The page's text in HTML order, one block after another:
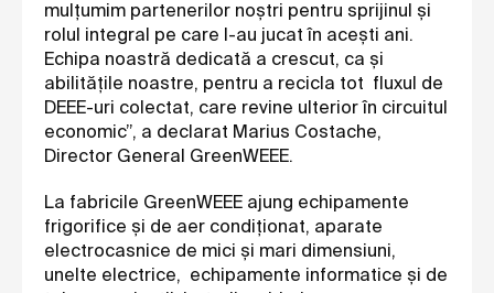
mulțumim partenerilor noștri pentru sprijinul și
rolul integral pe care l-au jucat în acești ani.
Echipa noastră dedicată a crescut, ca și
abilitățile noastre, pentru a recicla tot fluxul de
DEEE-uri colectat, care revine ulterior în circuitul
economic”, a declarat Marius Costache,
Director General GreenWEEE.
La fabricile GreenWEEE ajung echipamente
frigorifice şi de aer condiţionat, aparate
electrocasnice de mici şi mari dimensiuni,
unelte electrice, echipamente informatice şi de